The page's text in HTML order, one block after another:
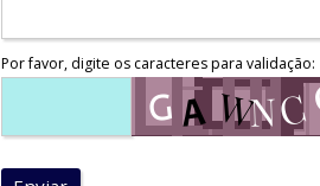
Por favor, digite os caracteres para validação: